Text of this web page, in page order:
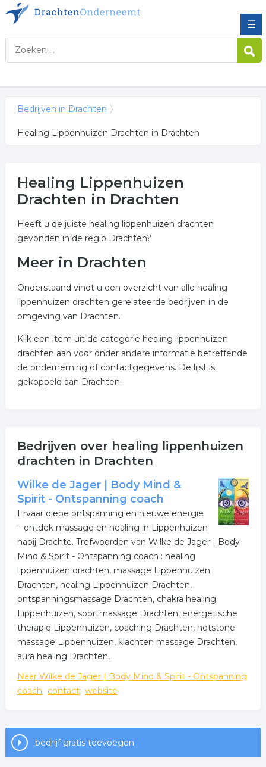
☰
Bedrijven in Drachten
Healing Lippenhuizen Drachten in Drachten
Healing Lippenhuizen
Drachten in Drachten
Heeft u de juiste healing lippenhuizen drachten
gevonden in de regio Drachten?
Meer in Drachten
Onderstaand vindt u een overzicht van alle healing
lippenhuizen drachten gerelateerde bedrijven in de
omgeving van Drachten.
Klik een item uit de categorie healing lippenhuizen
drachten aan voor onder andere informatie betreffende
de onderneming of contactgegevens. De lijst is
gekoppeld aan Drachten.
Bedrijven over healing lippenhuizen
drachten in Drachten
Wilke de Jager | Body Mind &
Spirit - Ontspanning coach
Ervaar diepe ontspanning en nieuwe energie
– ontdek massage en healing in Lippenhuizen
nabij Drachte. Trefwoorden van Wilke de Jager | Body
Mind & Spirit - Ontspanning coach : healing
lippenhuizen drachten, massage Lippenhuizen
Drachten, healing Lippenhuizen Drachten,
ontspanningsmassage Drachten, chakra healing
Lippenhuizen, sportmassage Drachten, energetische
therapie Lippenhuizen, coaching Drachten, hotstone
massage Lippenhuizen, klachten massage Drachten,
aura healing Drachten, .
Naar Wilke de Jager | Body Mind & Spirit - Ontspanning
coach
contact website
bedrijf gratis toevoegen